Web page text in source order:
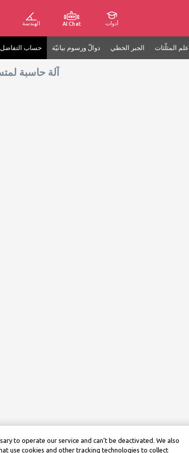
الهندسة AI Chat أدوات
حساب التفاضل دوالّ ورسوم بيانيّة الجبر الخطي علم المثلّثات
آلة حاسبة
to operate our service and can’t be deactivated. We also
use cookies and other tracking technologies to collect